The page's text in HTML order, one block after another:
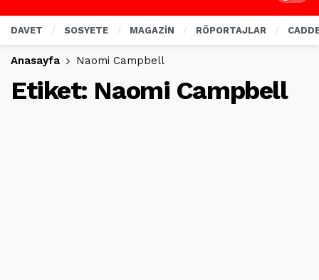
DAVET SOSYETE MAGAZİN RÖPORTAJLAR
Anasayfa Naomi Campbell
Etiket: Naomi Campbell